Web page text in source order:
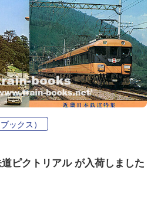
ックス）
ピクトリアル が入荷しました